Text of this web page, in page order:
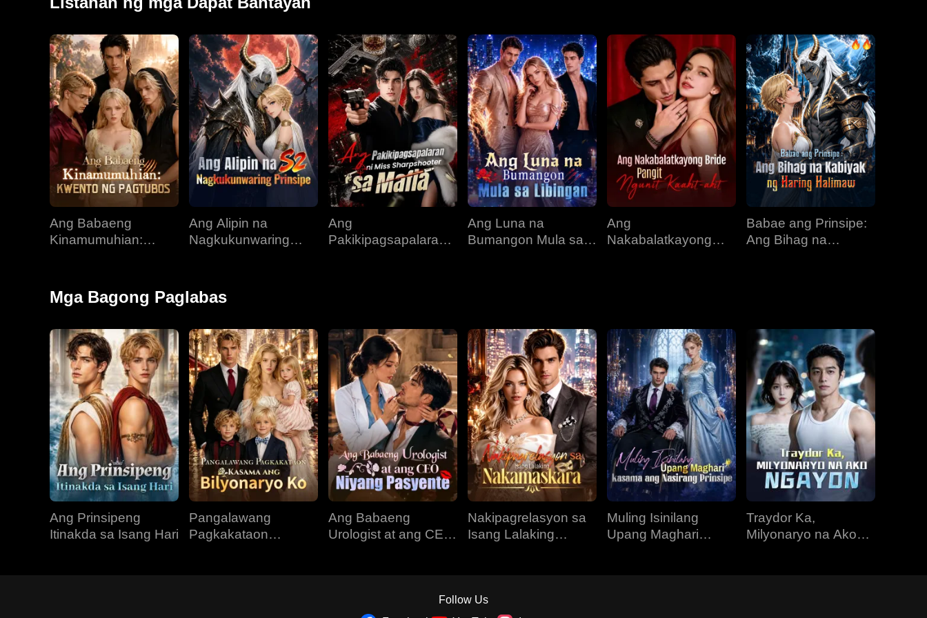
EP 34 EP 35 EP 36
EP 37 EP 38 EP 39
EP 40
Ang Babaeng
Kinamumuhian:
Ang Alipin na
Nagkukunwaring
Ang
Pakikipagsapalaran
Ang Luna na
Bumangon Mula sa
Ang
Nakabalatkayong
Babae ang Prinsipe:
Ang Bihag na
Mga Bagong Paglabas
Ang Prinsipeng
Itinakda sa Isang Hari
Pangalawang
Pagkakataon
Ang Babaeng
Urologist at ang CEO
Nakipagrelasyon sa
Isang Lalaking
Muling Isinilang
Upang Maghari
Traydor Ka,
Milyonaryo na Ako
Follow Us